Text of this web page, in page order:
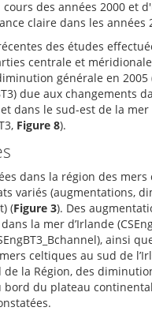
des années 2000 et
claire dans les années
des études
centrale et
générale en 2005
due aux changements
dans le sud-est de la
Figure 8).
dans la région des
variés (augmentations,
(Figure 3). Des
la mer d’Irlande
ainsi
celtiques au sud de
de la Région, des
du plateau continental